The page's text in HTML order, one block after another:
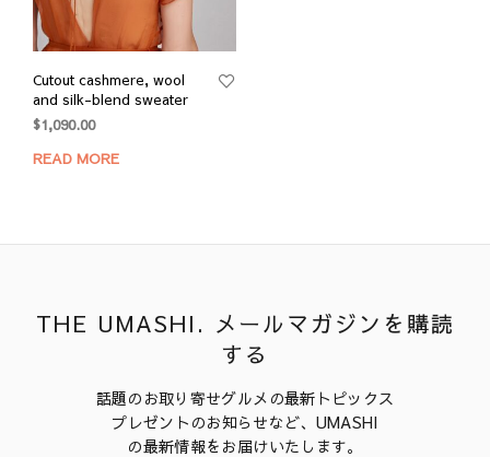
Cutout cashmere, wool
and silk-blend sweater
$1,090.00
READ MORE
THE UMASHI. メールマガジンを購読
する
話題のお取り寄せグルメの最新トピックス
プレゼントのお知らせなど、UMASHI
の最新情報をお届けいたします。